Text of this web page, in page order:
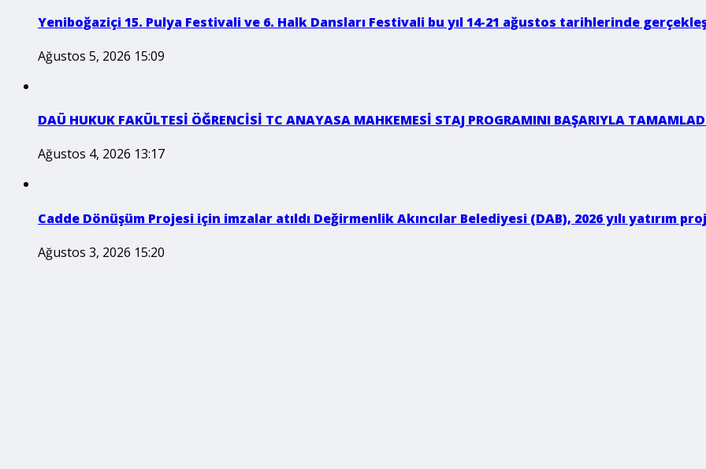
Yeniboğaziçi 15. Pulya Festivali ve 6. Halk Dansları Festivali bu yıl 14-21 ağustos tarihlerinde
Ağustos 5, 2026 15:09
DAÜ HUKUK FAKÜLTESİ ÖĞRENCİSİ TC ANAYASA MAHKEMESİ STAJ PROGRAMINI BAŞARIYLA
Ağustos 4, 2026 13:17
Cadde Dönüşüm Projesi için imzalar atıldı Değirmenlik Akıncılar Belediyesi (DAB), 2026 yılı yatırım
Ağustos 3, 2026 15:20